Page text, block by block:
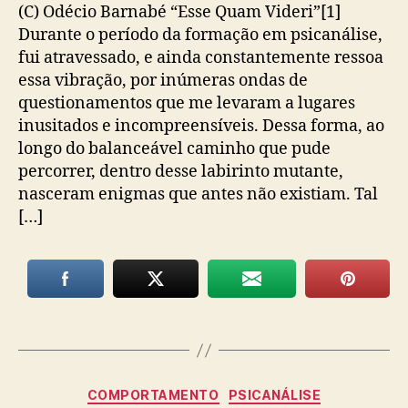
(C) Odécio Barnabé “Esse Quam Videri”[1]
Durante o período da formação em psicanálise,
fui atravessado, e ainda constantemente ressoa
essa vibração, por inúmeras ondas de
questionamentos que me levaram a lugares
inusitados e incompreensíveis. Dessa forma, ao
longo do balanceável caminho que pude
percorrer, dentro desse labirinto mutante,
nasceram enigmas que antes não existiam. Tal
[…]
Categorias
COMPORTAMENTO PSICANÁLISE